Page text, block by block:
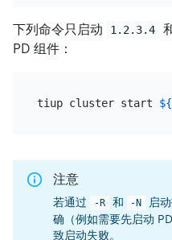
下列命令只启动 1.2.3.4
PD 组件：
tiup cluster start
注意
若通过 -R 和 -N
启
确（例如需要先启动
致启动失败。